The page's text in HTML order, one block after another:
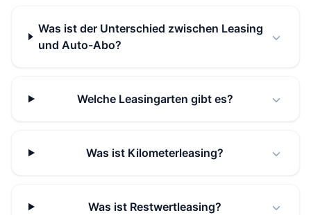
Was ist der Unterschied zwischen Leasing
und Auto-Abo?
Welche Leasingarten gibt es?
Was ist Kilometerleasing?
Was ist Restwertleasing?